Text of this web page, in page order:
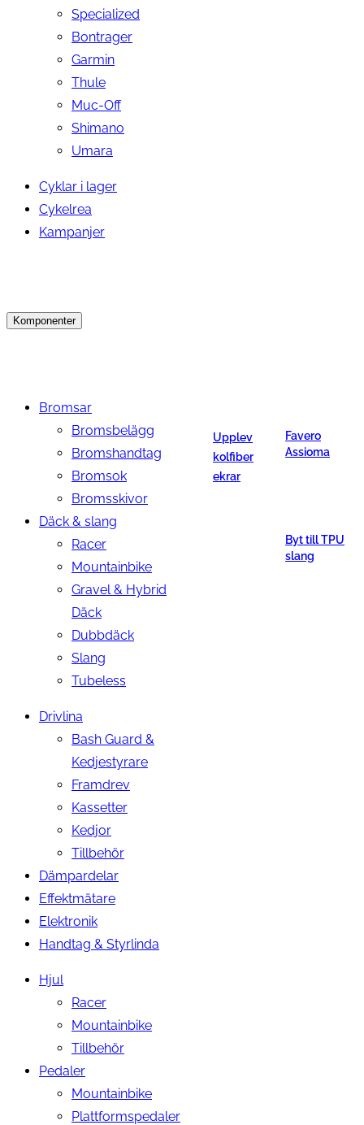
Specialized
Bontrager
Garmin
Thule
Muc-Off
Shimano
Umara
Cyklar i lager
Cykelrea
Kampanjer
Komponenter
Bromsar
Bromsbelägg
Bromshandtag
Bromsok
Bromsskivor
Däck & slang
Racer
Mountainbike
Gravel & Hybrid
Däck
Dubbdäck
Slang
Tubeless
Drivlina
Bash Guard &
Kedjestyrare
Framdrev
Kassetter
Kedjor
Tillbehör
Dämpardelar
Effektmätare
Elektronik
Handtag & Styrlinda
Hjul
Racer
Mountainbike
Tillbehör
Pedaler
Mountainbike
Plattformspedaler
Upplev
kolfiber
ekrar
Favero
Assioma
Byt till TPU
slang